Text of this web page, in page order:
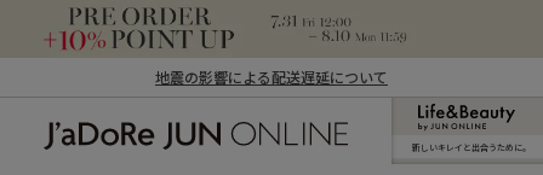
地震の影響による配送遅延について
新しいキレイと出合うために。